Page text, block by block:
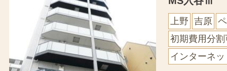
上野 吉原
初期費用分割
インターネ